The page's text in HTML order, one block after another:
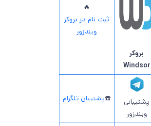
بروکر
Windsor
🔥
ثبت نام در بروکر
ویندزور
پشتیبانی
ویندزور
☎️پشتیبان تلگرام